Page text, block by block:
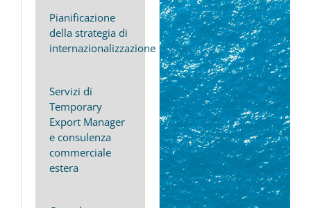
Pianificazione
della strategia di
internazionalizzazione
Servizi di
Temporary
Export Manager
e consulenza
commerciale
estera